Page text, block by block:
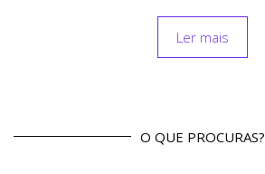
Ler mais
O QUE PROCURAS?